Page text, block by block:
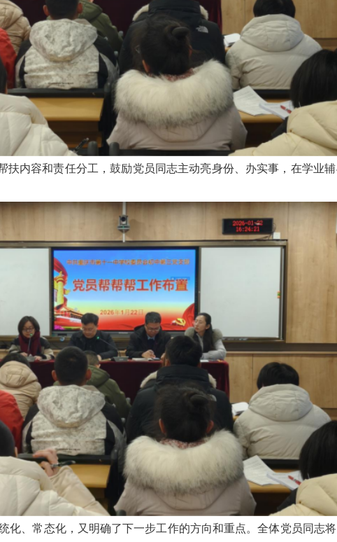
内容和责任分工，鼓励党员同志主动亮身份、办实事，在学业
、常态化，又明确了下一步工作的方向和重点。全体党员同志